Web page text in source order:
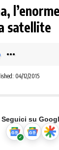
satellite
04/12/2015
Seguici su